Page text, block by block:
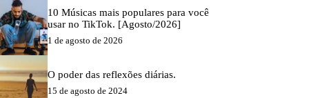
10 Músicas mais populares para você
usar no TikTok. [Agosto/2026]
1 de agosto de 2026
O poder das reflexões diárias.
15 de agosto de 2024